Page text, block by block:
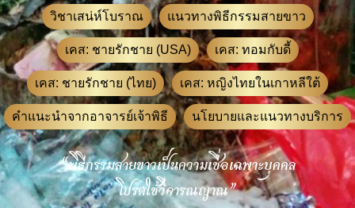
วิชาเสน่ห์โบราณ แนวทางพิธีกรรมสายขาว
เคส: ชายรักชาย (USA) เคส: ทอมกับดี้
เคส: ชายรักชาย (ไทย) เคส: หญิงไทยในเกาหลีใต้
คำแนะนำจากอาจารย์เจ้าพิธี นโยบายและแนวทางบริการ
“พิธีกรรมสายขาวเป็นความเชื่อเฉพาะบุคคล
โปรดใช้วิจารณญาณ”